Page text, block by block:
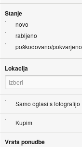
Stanje
novo
rabljeno
poškodovano/pokvarjeno
Lokacija
Izberi
Samo oglasi s fotografijo
Kupim
Vrsta ponudbe